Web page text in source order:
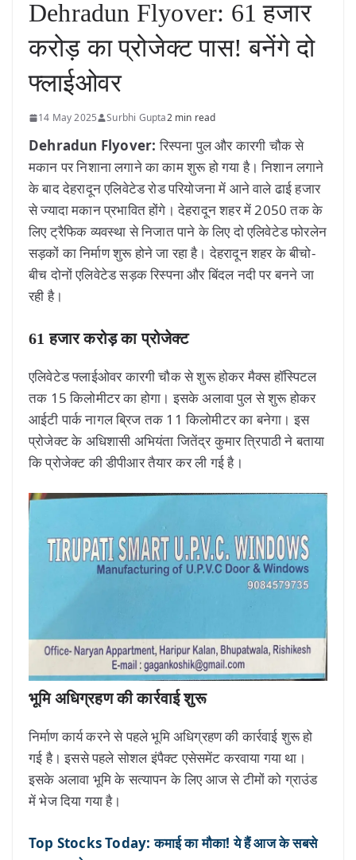
Dehradun Flyover: 61 हजार
करोड़ का प्रोजेक्ट पास! बनेंगे दो
फ्लाईओवर
14 May 2025 Surbhi Gupta2 min read
Dehradun Flyover:रिस्पना पुल और कारगी चौक से
मकान पर निशाना लगाने का काम शुरू हो गया है। निशान लगाने
के बाद देहरादून एलिवेटेड रोड परियोजना में आने वाले ढाई हजार
से ज्यादा मकान प्रभावित होंगे। देहरादून शहर में 2050 तक के
लिए ट्रैफिक व्यवस्था से निजात पाने के लिए दो एलिवेटेड फोरलेन
सड़कों का निर्माण शुरू होने जा रहा है। देहरादून शहर के बीचो-
बीच दोनों एलिवेटेड सड़क रिस्पना और बिंदल नदी पर बनने जा
रही है।
61 हजार करोड़ का प्रोजेक्ट
एलिवेटेड फ्लाईओवर कारगी चौक से शुरू होकर मैक्स हॉस्पिटल
तक 15 किलोमीटर का होगा। इसके अलावा पुल से शुरू होकर
आईटी पार्क नागल ब्रिज तक 11 किलोमीटर का बनेगा। इस
प्रोजेक्ट के अधिशासी अभियंता जितेंद्र कुमार त्रिपाठी ने बताया
कि प्रोजेक्ट की डीपीआर तैयार कर ली गई है।
भूमि अधिग्रहण की कार्रवाई शुरू
निर्माण कार्य करने से पहले भूमि अधिग्रहण की कार्रवाई शुरू हो
गई है। इससे पहले सोशल इंपैक्ट एसेसमेंट करवाया गया था।
इसके अलावा भूमि के सत्यापन के लिए आज से टीमों को ग्राउंड
में भेज दिया गया है।
Top Stocks Today: कमाई का मौका! ये हैं आज के सबसे